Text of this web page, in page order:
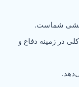
شماست.
در زمینه دفاع و